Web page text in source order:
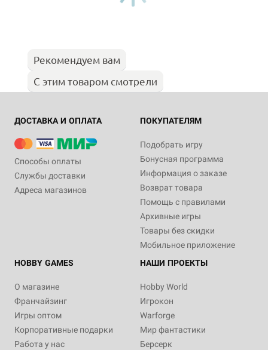
Рекомендуем вам
С этим товаром смотрели
ДОСТАВКА И ОПЛАТА
Способы оплаты
Службы доставки
Адреса магазинов
ПОКУПАТЕЛЯМ
Подобрать игру
Бонусная программа
Информация о заказе
Возврат товара
Помощь с правилами
Архивные игры
Товары без скидки
Мобильное приложение
HOBBY GAMES
О магазине
Франчайзинг
Игры оптом
Корпоративные подарки
Работа у нас
НАШИ ПРОЕКТЫ
Hobby World
Игрокон
Warforge
Мир фантастики
Берсерк